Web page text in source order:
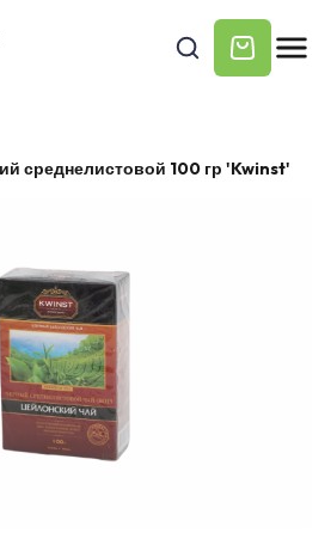
среднелистовой 100 гр 'Kwinst'